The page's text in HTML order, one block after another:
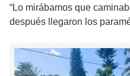
“Lo mirábamos que
después llegaron los